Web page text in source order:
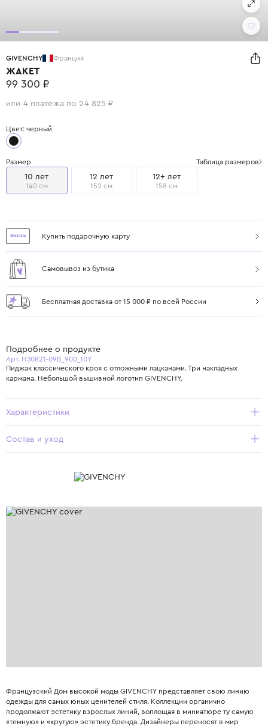
GIVENCHY Франция
ЖАКЕТ
99 300 ₽
или 4 платежа по 24 825 ₽
Цвет: черный
Размер Таблица размеров
10 лет
140 см
12 лет
152 см
12+ лет
158 см
Купить подарочную карту
Самовывоз из бутика
Бесплатная доставка от 15 000 ₽ по всей России
Подробнее о продукте
Арт. H30821-09B_900_10Y
Пиджак классического кроя с отложными лацканами. Три накладных
кармана. Небольшой вышивной логотип GIVENCHY.
Характеристики
Состав и уход
Французский Дом высокой моды GIVENCHY представляет свою линию
одежды для самых юных ценителей стиля. Коллекции органично
продолжают эстетику взрослых линий, воплощая в миниатюре ту самую
«темную» и «крутую» эстетику бренда. Дизайнеры переносят в мир